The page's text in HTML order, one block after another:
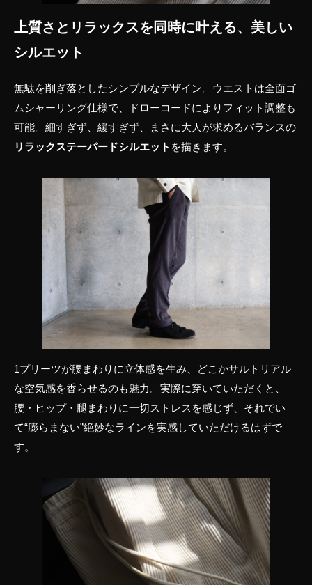
上質さとリラックスを同時に叶える、美しい
シルエット
無駄を削ぎ落としたシンプルなデザイン。ウエストは全面ゴ
ムシャーリング仕様で、ドローコードによりフィット調整も
可能。細すぎず、緩すぎず、まさに大人が求めるバランスの
リラックステーパードシルエット を描きます。
1プリーツが腰まわりに立体感を生み、どこかサルトリアル
な空気感を香らせるのも魅力。実際に穿いていただくと、
腰・ヒップ・腿まわりに一切ストレスを感じず、それでい
て“膨らまない”絶妙なラインを実感していただけるはずで
す。